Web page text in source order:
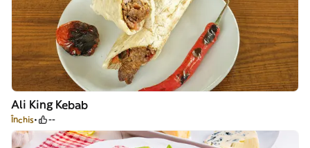
Ali King Kebab
Închis --